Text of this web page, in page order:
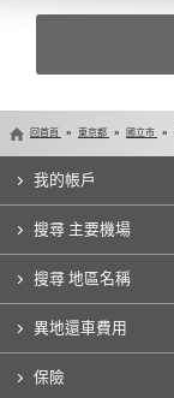
回首頁 東京都 國立市
我的帳戶
搜尋 主要機場
搜尋 地區名稱
異地還車費用
保險